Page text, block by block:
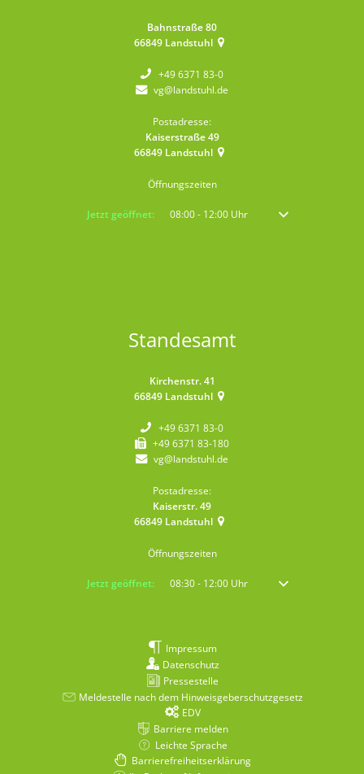
Bahnstraße 80
66849 Landstuhl
+49 6371 83-0
vg@landstuhl.de
Postadresse:
Kaiserstraße 49
66849 Landstuhl
Öffnungszeiten
Klicken, um weitere Öffnungs- oder Schließzeiten auszublenden
Jetzt geöffnet: 08:00- 12:00Uhr Von 08:00 bis 12:00
Standesamt
Kirchenstr. 41
66849 Landstuhl
+49 6371 83-0
+49 6371 83-180
vg@landstuhl.de
Postadresse:
Kaiserstr. 49
66849 Landstuhl
Öffnungszeiten
Klicken, um weitere Öffnungs- oder Schließzeiten auszublenden
Jetzt geöffnet: 08:30- 12:00Uhr Von 08:30 bis 12:00
Impressum
Datenschutz
Pressestelle
Meldestelle nach dem Hinweisgeberschutzgesetz
EDV
Barriere melden
Leichte Sprache
Barrierefreiheitserklärung